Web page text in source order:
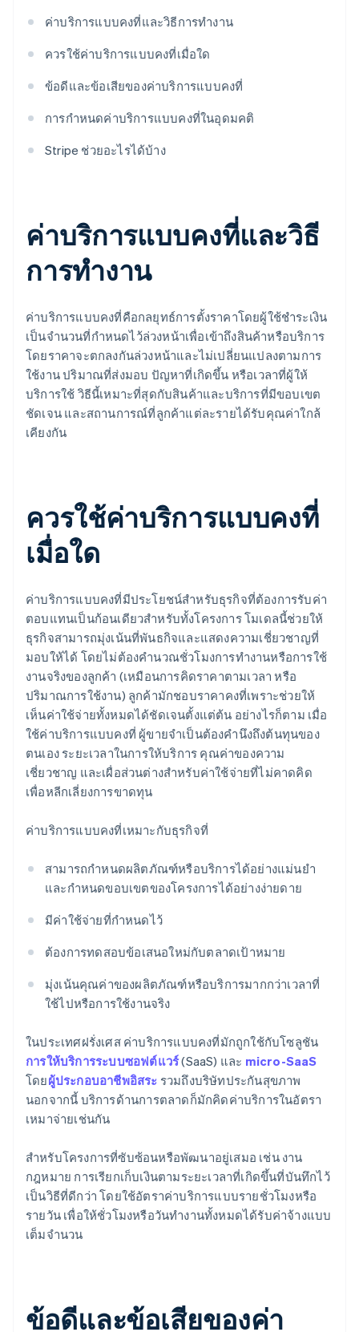
ค่าบริการแบบคงที่และวิธีการทำงาน
ควรใช้ค่าบริการแบบคงที่เมื่อใด
ข้อดีและข้อเสียของค่าบริการแบบคงที่
การกำหนดค่าบริการแบบคงที่ในอุดมคติ
Stripe ช่วยอะไรได้บ้าง
ค่าบริการแบบคงที่และวิธี
การทำงาน
ค่าบริการแบบคงที่คือกลยุทธ์การตั้งราคาโดยผู้ใช้ชำระเงิน
เป็นจำนวนที่กำหนดไว้ล่วงหน้าเพื่อเข้าถึงสินค้าหรือบริการ
โดยราคาจะตกลงกันล่วงหน้าและไม่เปลี่ยนแปลงตามการ
ใช้งาน ปริมาณที่ส่งมอบ ปัญหาที่เกิดขึ้น หรือเวลาที่ผู้ให้
บริการใช้ วิธีนี้เหมาะที่สุดกับสินค้าและบริการที่มีขอบเขต
ชัดเจน และสถานการณ์ที่ลูกค้าแต่ละรายได้รับคุณค่าใกล้
เคียงกัน
ควรใช้ค่าบริการแบบคงที่
เมื่อใด
ค่าบริการแบบคงที่มีประโยชน์สำหรับธุรกิจที่ต้องการรับค่า
ตอบแทนเป็นก้อนเดียวสำหรับทั้งโครงการ โมเดลนี้ช่วยให้
ธุรกิจสามารถมุ่งเน้นที่พันธกิจและแสดงความเชี่ยวชาญที่
มอบให้ได้ โดยไม่ต้องคำนวณชั่วโมงการทำงานหรือการใช้
งานจริงของลูกค้า (เหมือนการคิดราคาตามเวลา หรือ
ปริมาณการใช้งาน) ลูกค้ามักชอบราคาคงที่เพราะช่วยให้
เห็นค่าใช้จ่ายทั้งหมดได้ชัดเจนตั้งแต่ต้น อย่างไรก็ตาม เมื่อ
ใช้ค่าบริการแบบคงที่ ผู้ขายจำเป็นต้องคำนึงถึงต้นทุนของ
ตนเอง ระยะเวลาในการให้บริการ คุณค่าของความ
เชี่ยวชาญ และเผื่อส่วนต่างสำหรับค่าใช้จ่ายที่ไม่คาดคิด
เพื่อหลีกเลี่ยงการขาดทุน
ค่าบริการแบบคงที่เหมาะกับธุรกิจที่
สามารถกำหนดผลิตภัณฑ์หรือบริการได้อย่างแม่นยำ
และกำหนดขอบเขตของโครงการได้อย่างง่ายดาย
มีค่าใช้จ่ายที่กำหนดไว้
ต้องการทดสอบข้อเสนอใหม่กับตลาดเป้าหมาย
มุ่งเน้นคุณค่าของผลิตภัณฑ์หรือบริการมากกว่าเวลาที่
ใช้ไปหรือการใช้งานจริง
ในประเทศฝรั่งเศส ค่าบริการแบบคงที่มักถูกใช้กับโซลูชัน
การให้บริการระบบซอฟต์แวร์(SaaS) และ micro-SaaS
โดยผู้ประกอบอาชีพอิสระ รวมถึงบริษัทประกันสุขภาพ
นอกจากนี้ บริการด้านการตลาดก็มักคิดค่าบริการในอัตรา
เหมาจ่ายเช่นกัน
สำหรับโครงการที่ซับซ้อนหรือพัฒนาอยู่เสมอ เช่น งาน
กฎหมาย การเรียกเก็บเงินตามระยะเวลาที่เกิดขึ้นที่บันทึกไว้
เป็นวิธีที่ดีกว่า โดยใช้อัตราค่าบริการแบบรายชั่วโมงหรือ
รายวัน เพื่อให้ชั่วโมงหรือวันทำงานทั้งหมดได้รับค่าจ้างแบบ
เต็มจำนวน
ข้อดีและข้อเสียของค่า